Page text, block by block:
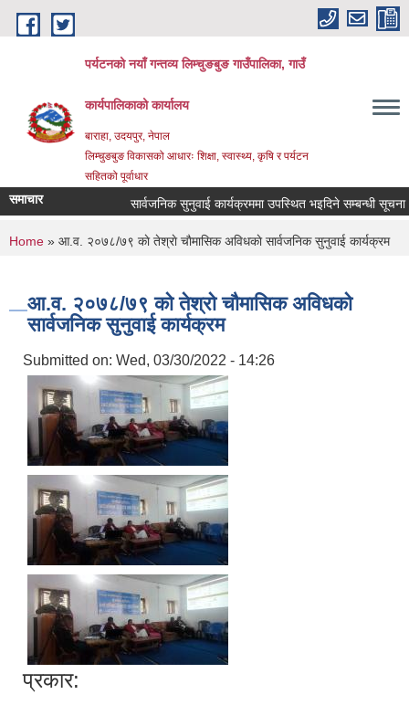
Skip to main content
पर्यटनको नयाँ गन्तव्य लिम्चुङबुङ गाउँपालिका, गाउँ
कार्यपालिकाको कार्यालय
बाराहा, उदयपुर, नेपाल
लिम्चुङबुङ विकासको आधारः शिक्षा, स्वास्थ्य, कृषि र पर्यटन
सहितको पूर्वाधार
समाचार सार्वजनिक सुनुवाई कार्यक्रममा उपस्थित भइदिने सम्बन्धी सूचना ।
You are here
Home » आ.व. २०७८/७९ काे तेश्राे चाैमासिक अविधकाे सार्वजनिक सुनुवाई कार्यक्रम
आ.व. २०७८/७९ काे तेश्राे चाैमासिक अविधकाे
सार्वजनिक सुनुवाई कार्यक्रम
Submitted on: Wed, 03/30/2022 - 14:26
प्रकार: